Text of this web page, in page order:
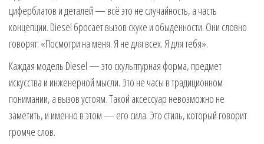
циферблатов и деталей — всё это не случайность, а часть
концепции. Diesel бросает вызов скуке и обыденности. Они словно
говорят: «Посмотри на меня. Я не для всех. Я для тебя».
Каждая модель Diesel — это скульптурная форма, предмет
искусства и инженерной мысли. Это не часы в традиционном
понимании, а вызов устоям. Такой аксессуар невозможно не
заметить, и именно в этом — его сила. Это стиль, который говорит
громче слов.